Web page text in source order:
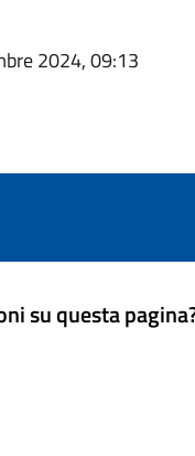
2024, 09:13
su questa